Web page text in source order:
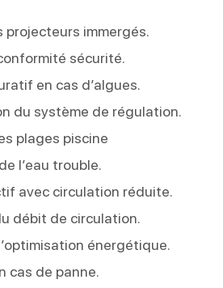
projecteurs immergés.
sécurité.
en cas d’algues.
du système de régulation.
plages piscine
l’eau trouble.
avec circulation réduite.
débit de circulation.
énergétique.
cas de panne.